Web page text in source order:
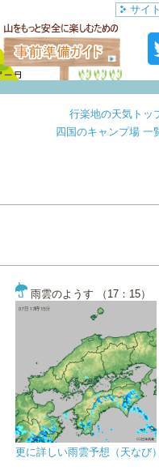
サイ
行楽地の天気トッ
四国のキャンプ場 一
雨雲のようす （17：15）
更に詳しい雨雲予想（天なび